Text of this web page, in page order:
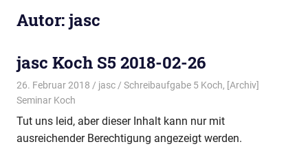
Autor:jasc
jasc Koch S5 2018-02-26
26. Februar 2018 jasc Schreibaufgabe 5 Koch, [Archiv]
Seminar Koch
Tut uns leid, aber dieser Inhalt kann nur mit
ausreichender Berechtigung angezeigt werden.